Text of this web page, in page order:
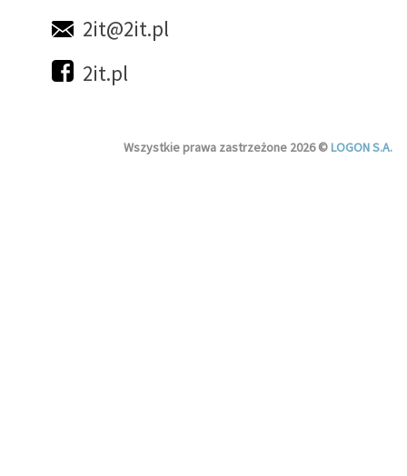
2it@2it.pl
2it.pl
Wszystkie prawa zastrzeżone 2026 ©LOGON S.A.